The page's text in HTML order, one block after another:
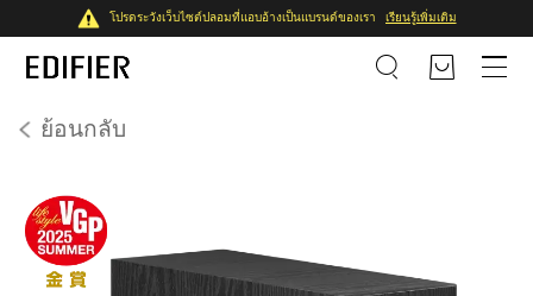
โปรดระวังเว็บไซต์ปลอมที่แอบอ้างเป็นแบรนด์ของเรา เรียนรู้เพิ่มเติม
ย้อนกลับ